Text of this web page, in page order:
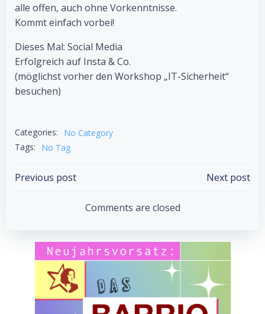
alle offen, auch ohne Vorkenntnisse. ­
Kommt einfach vorbei!
Dieses Mal: Social Media
Erfolgreich auf Insta & Co.
(möglichst vorher den Workshop „IT-Sicherheit“
besuchen)
Categories:
No Category
Tags:
No Tag
Post
navigation
Previous post
navigation
Next post
Comments are closed